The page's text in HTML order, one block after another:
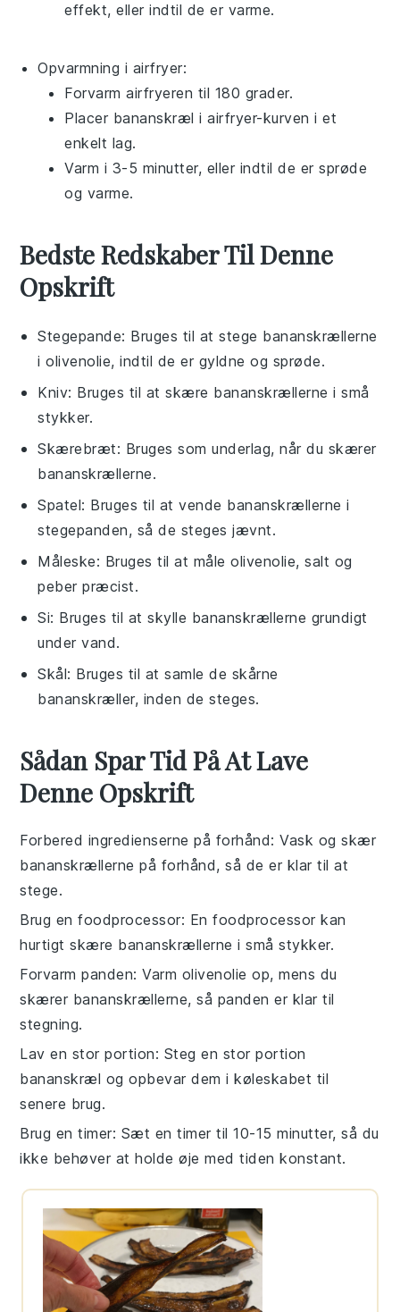
effekt, eller indtil de er varme.
Opvarmning i airfryer:
Forvarm airfryeren til 180 grader.
Placer bananskræl i airfryer-kurven i et
enkelt lag.
Varm i 3-5 minutter, eller indtil de er sprøde
og varme.
Bedste Redskaber Til Denne
Opskrift
Stegepande: Bruges til at stege bananskrællerne
i olivenolie, indtil de er gyldne og sprøde.
Kniv: Bruges til at skære bananskrællerne i små
stykker.
Skærebræt: Bruges som underlag, når du skærer
bananskrællerne.
Spatel: Bruges til at vende bananskrællerne i
stegepanden, så de steges jævnt.
Måleske: Bruges til at måle olivenolie, salt og
peber præcist.
Si: Bruges til at skylle bananskrællerne grundigt
under vand.
Skål: Bruges til at samle de skårne
bananskræller, inden de steges.
Sådan Spar Tid På At Lave
Denne Opskrift
Forbered ingredienserne på forhånd: Vask og skær
bananskrællerne på forhånd, så de er klar til at
stege.
Brug en foodprocessor: En foodprocessor kan
hurtigt skære bananskrællerne i små stykker.
Forvarm panden: Varm olivenolie op, mens du
skærer bananskrællerne, så panden er klar til
stegning.
Lav en stor portion: Steg en stor portion
bananskræl og opbevar dem i køleskabet til
senere brug.
Brug en timer: Sæt en timer til 10-15 minutter, så du
ikke behøver at holde øje med tiden konstant.